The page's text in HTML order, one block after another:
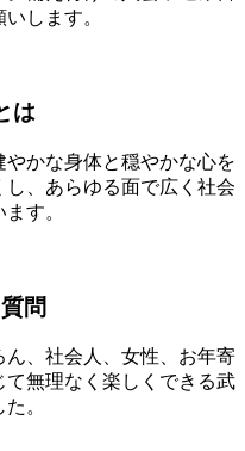
します。
は
かな身体と穏やかな心を
、あらゆる面で広く社会
す。
問
、社会人、女性、お年寄
て無理なく楽しくできる武
。